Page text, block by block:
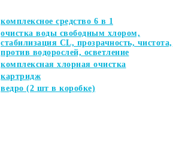
комплексное средство 6 в 1
очистка воды свободным хлором,
стабилизация CL, прозрачность, чистота,
против водорослей, осветление
комплексная хлорная очистка
картридж
ведро (2 шт в коробке)